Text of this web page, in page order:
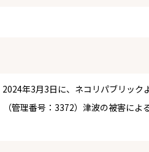
年3月3日に、ネコリパブリック
管理番号：3372）津波の被害によ